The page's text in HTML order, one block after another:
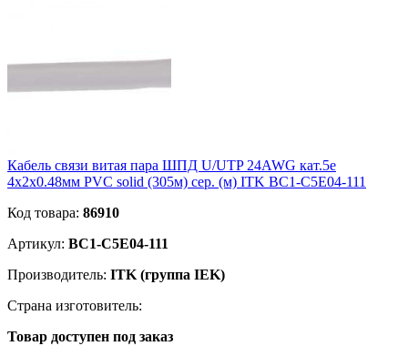
Кабель связи витая пара ШПД U/UTP 24AWG кат.5е
4х2х0.48мм PVC solid (305м) сер. (м) ITK BC1-C5E04-111
Код товара: 86910
Артикул: BC1-C5E04-111
Производитель: ITK (группа IEK)
Страна изготовитель:
Товар доступен под заказ